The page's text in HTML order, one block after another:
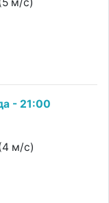
- 21:00
м/с)